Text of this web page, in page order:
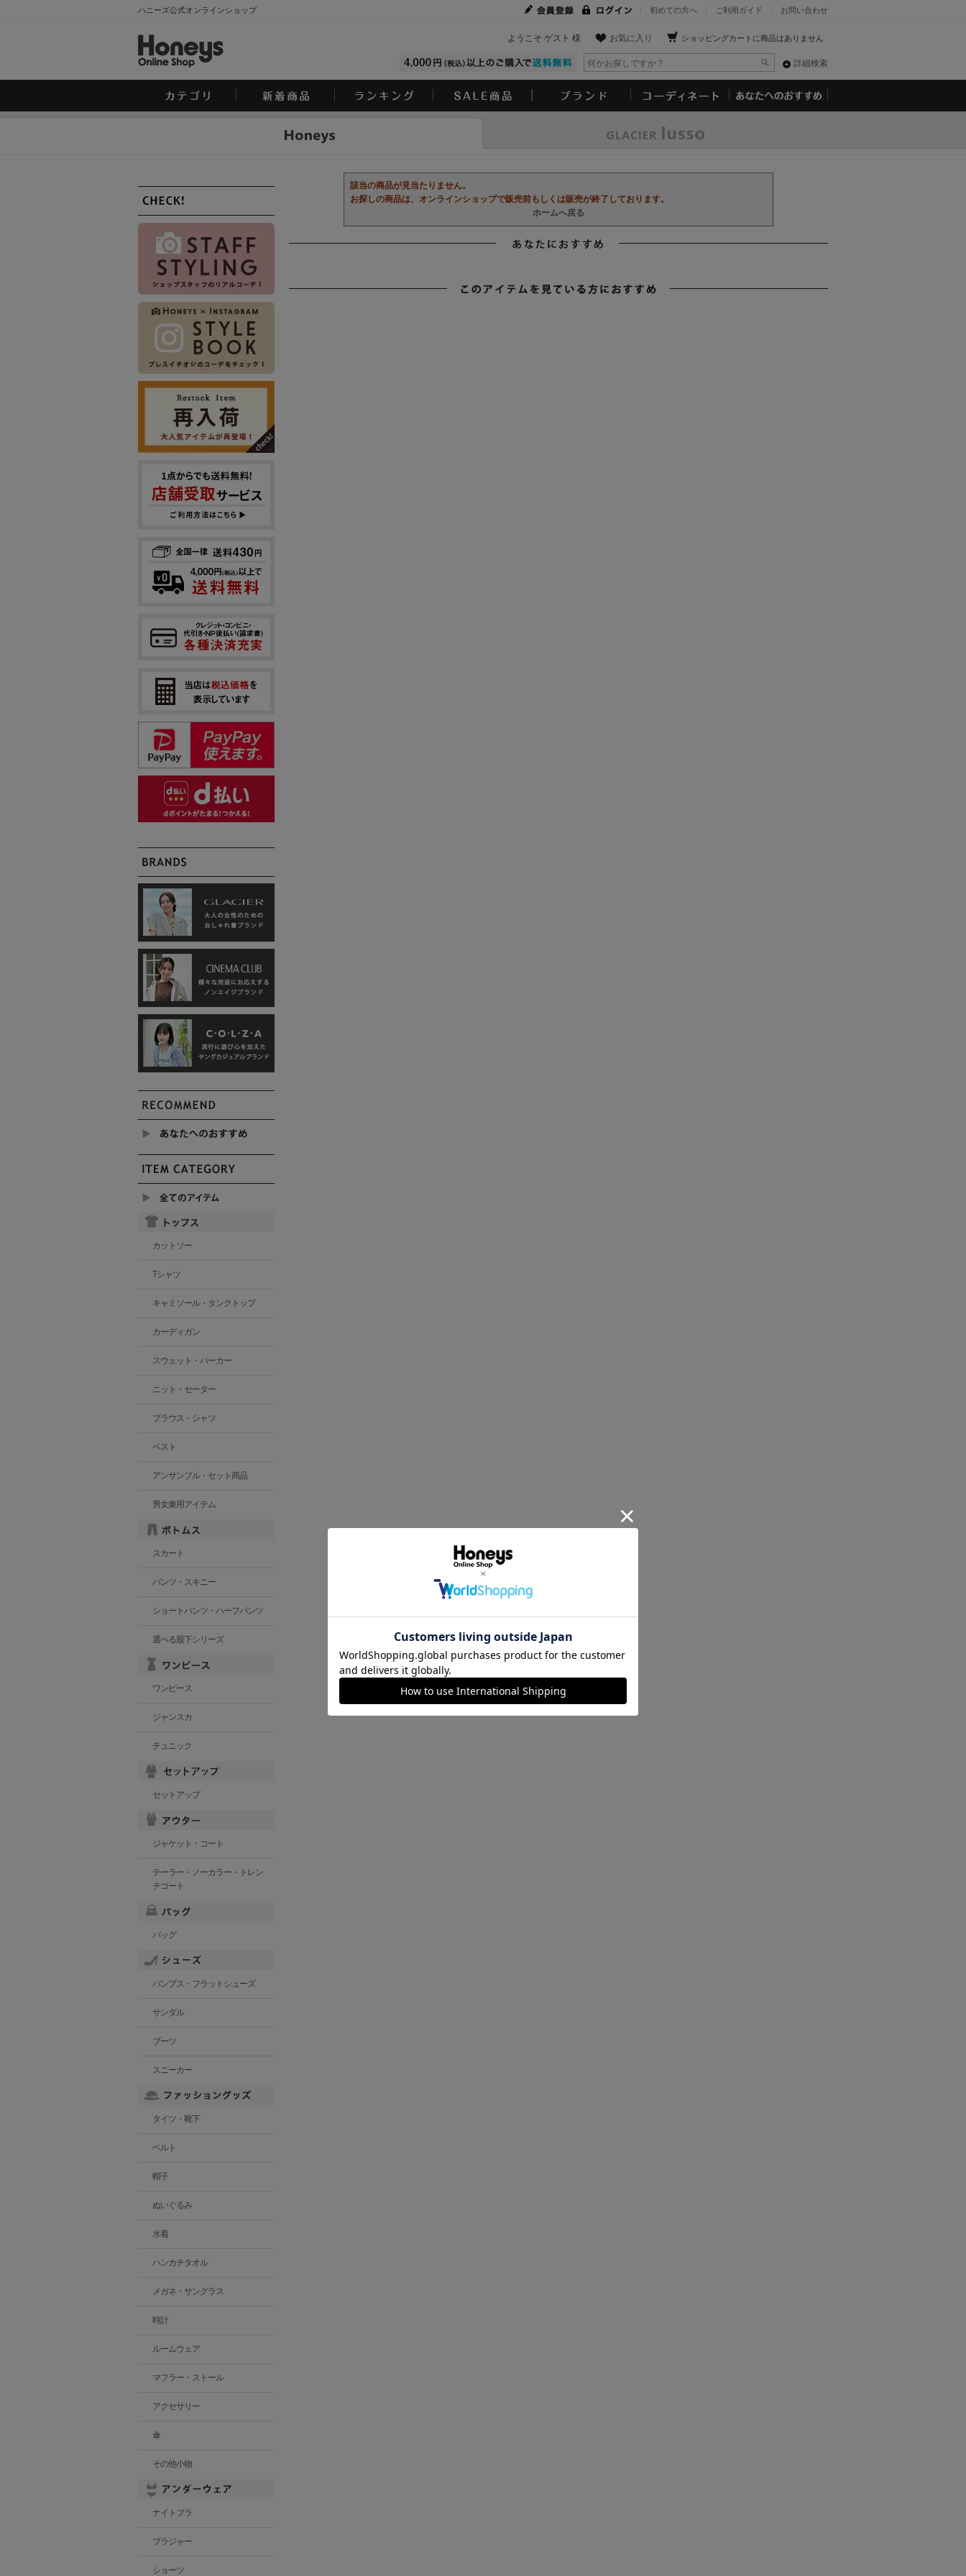
ハニーズ公式オンラインショップ お問い合わせ
ご利用ガイド
初めての方へ
ショッピングカートに商品はありません
お気に入り
ようこそ ゲスト 様
詳細検索
該当の商品が見当たりません。
お探しの商品は、オンラインショップで販売前もしくは販売が終了しております。
ホームへ戻る
カットソー
Tシャツ
キャミソール・タンクトップ
カーディガン
スウェット・パーカー
ニット・セーター
ブラウス・シャツ
ベスト
アンサンブル・セット商品
男女兼用アイテム
スカート
パンツ・スキニー
ショートパンツ・ハーフパンツ
選べる股下シリーズ
ワンピース
ジャンスカ
チュニック
セットアップ
ジャケット・コート
テーラー・ノーカラー・トレン
チコート
バッグ
パンプス・フラットシューズ
サンダル
ブーツ
スニーカー
タイツ・靴下
ベルト
帽子
ぬいぐるみ
水着
ハンカチタオル
メガネ・サングラス
時計
ルームウェア
マフラー・ストール
アクセサリー
傘
その他小物
ナイトブラ
ブラジャー
ショーツ